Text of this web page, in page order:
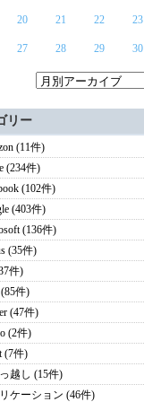
20 21 22 23
27 28 29 30
リー
(11件)
(234件)
(102件)
(403件)
(136件)
(35件)
件)
件)
(47件)
(2件)
(7件)
越し (15件)
ケーション (46件)